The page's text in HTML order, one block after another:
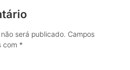
será publicado. Campos
com *